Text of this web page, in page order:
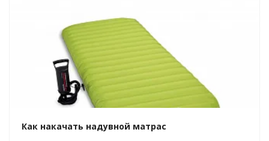
Как накачать надувной матрас